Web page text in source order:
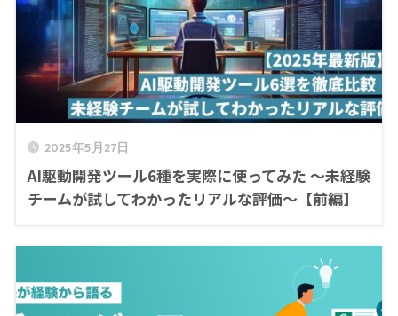
2025年5月27日
AI駆動開発ツール6種を実際に使ってみた ～未経験
チームが試してわかったリアルな評価～【前編】